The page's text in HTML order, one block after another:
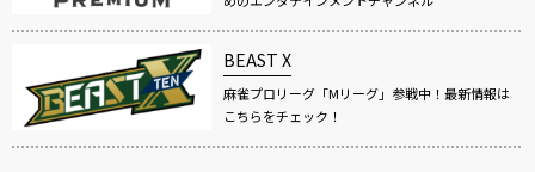
BEAST X
麻雀プロリーグ「Mリーグ」参戦中！最新情報は
こちらをチェック！